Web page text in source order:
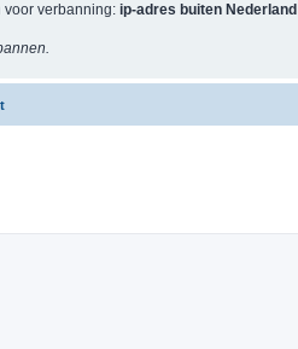
voor verbanning: ip-adres buiten Nederland